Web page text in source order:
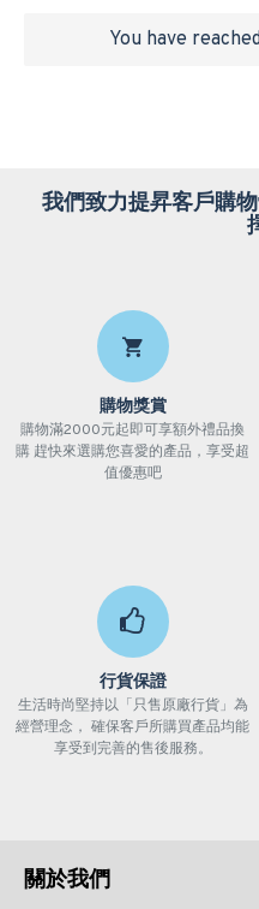
You have
我們致力提昇客戶購
購物獎賞
購物滿2000元起即可享額外禮品換
購 趕快來選購您喜愛的產品，享受超
值優惠吧
行貨保證
生活時尚堅持以「只售原廠行貨」為
經營理念， 確保客戶所購買產品均能
享受到完善的售後服務。
關於我們